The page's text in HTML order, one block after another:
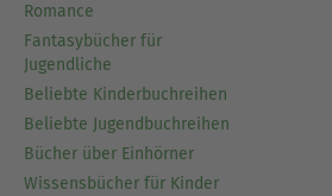
Romance
Fantasybücher für
Jugendliche
Beliebte Kinderbuchreihen
Beliebte Jugendbuchreihen
Bücher über Einhörner
Wissensbücher für Kinder